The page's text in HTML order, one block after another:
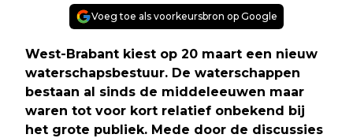
Voeg toe als voorkeursbron op Google
West-Brabant kiest op 20 maart een nieuw
waterschapsbestuur. De waterschappen
bestaan al sinds de middeleeuwen maar
waren tot voor kort relatief onbekend bij
het grote publiek. Mede door de discussies